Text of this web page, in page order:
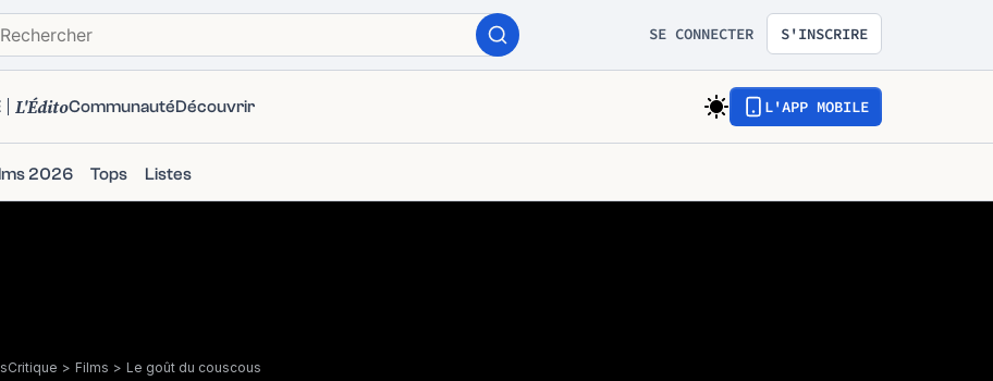
SE CONNECTER S'INSCRIRE
L'ÉditoCommunautéDécouvrir L'APP MOBILE
2026 Tops Listes
> Films > Le goût du couscous